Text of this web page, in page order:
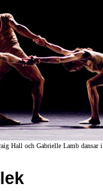
Hall och Gabrielle Lamb